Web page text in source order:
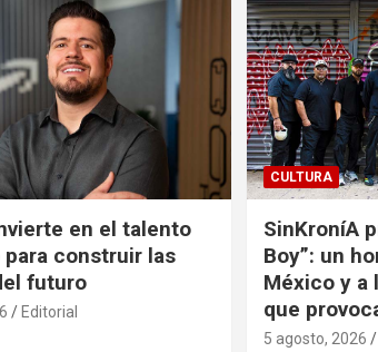
en el talento
construir las
futuro
Editorial
CULTURA
SinKroníA
Boy”: un
México y a
que
5 agosto, 2026